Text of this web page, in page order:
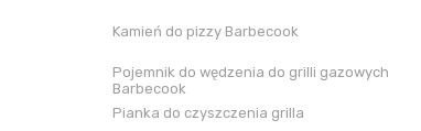
Kamień do pizzy Barbecook
Pojemnik do wędzenia do grilli gazowych
Barbecook
Pianka do czyszczenia grilla